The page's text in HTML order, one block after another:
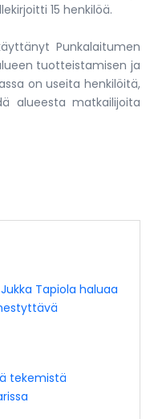
15 henkilöä.
Punkalaitumen
tuotteistamisen ja
on useita henkilöitä,
alueesta matkailijoita
Tapiola haluaa
tekemistä